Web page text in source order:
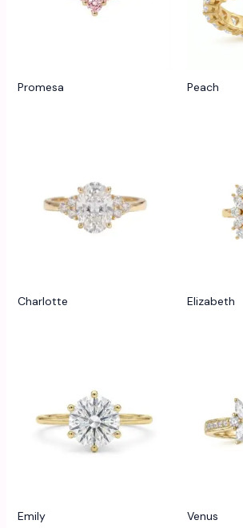
Promesa Peach
Charlotte Elizabeth
Emily Venus